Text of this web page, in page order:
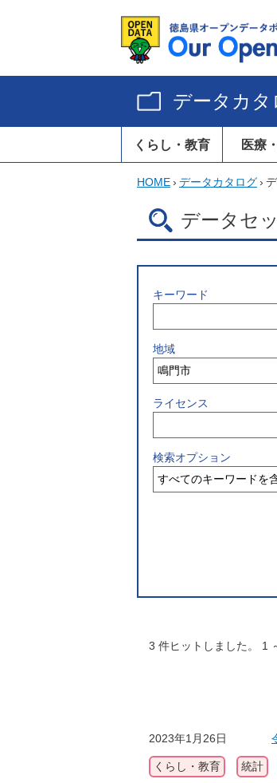
データカタ
くらし・教育 医療
HOME› データカタログ›
データセ
キーワード
地域
ライセンス
検索オプション
3 件ヒットしました。 1
2023年1月26日
くらし・教育 統計